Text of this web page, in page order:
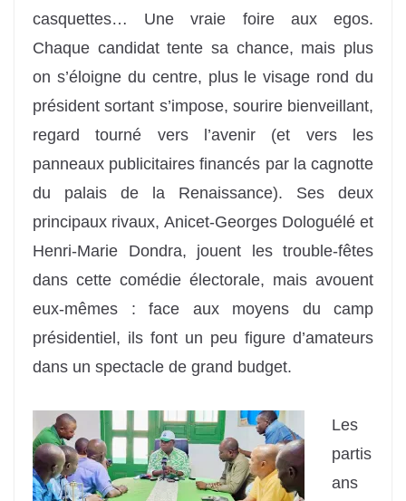
casquettes… Une vraie foire aux egos.
Chaque candidat tente sa chance, mais plus
on s’éloigne du centre, plus le visage rond du
président sortant s’impose, sourire bienveillant,
regard tourné vers l’avenir (et vers les
panneaux publicitaires financés par la cagnotte
du palais de la Renaissance). Ses deux
principaux rivaux, Anicet-Georges Dologuélé et
Henri-Marie Dondra, jouent les trouble-fêtes
dans cette comédie électorale, mais avouent
eux-mêmes : face aux moyens du camp
présidentiel, ils font un peu figure d’amateurs
dans un spectacle de grand budget.
Les
partis
ans